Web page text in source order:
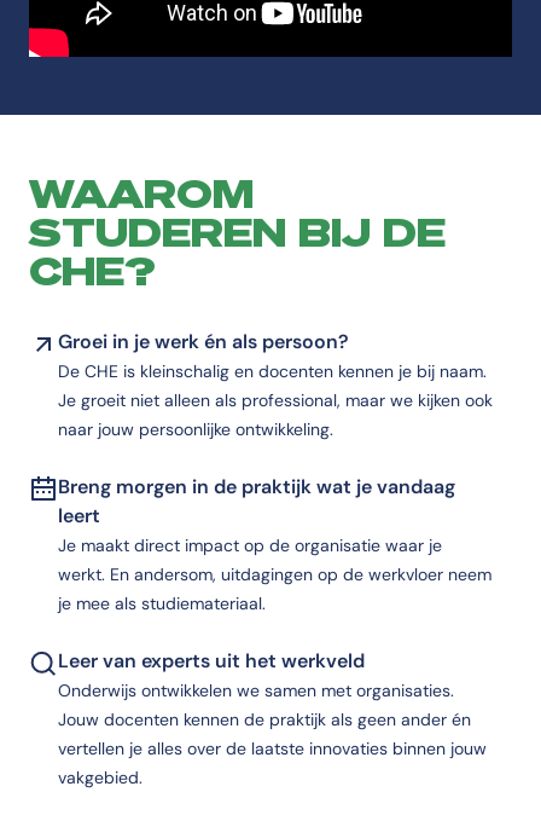
WAAROM
STUDEREN BIJ DE
CHE?
Groei in je werk én als persoon?
De CHE is kleinschalig en docenten kennen je bij naam.
Je groeit niet alleen als professional, maar we kijken ook
naar jouw persoonlijke ontwikkeling.
Breng morgen in de praktijk wat je vandaag
leert
Je maakt direct impact op de organisatie waar je
werkt. En andersom, uitdagingen op de werkvloer neem
je mee als studiemateriaal.
Leer van experts uit het werkveld
Onderwijs ontwikkelen we samen met organisaties.
Jouw docenten kennen de praktijk als geen ander én
vertellen je alles over de laatste innovaties binnen jouw
vakgebied.